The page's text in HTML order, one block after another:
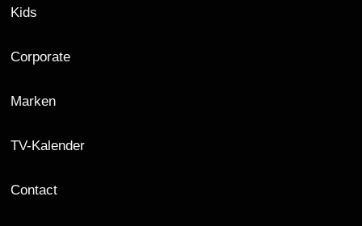
Kids
Corporate
Marken
TV-Kalender
Contact